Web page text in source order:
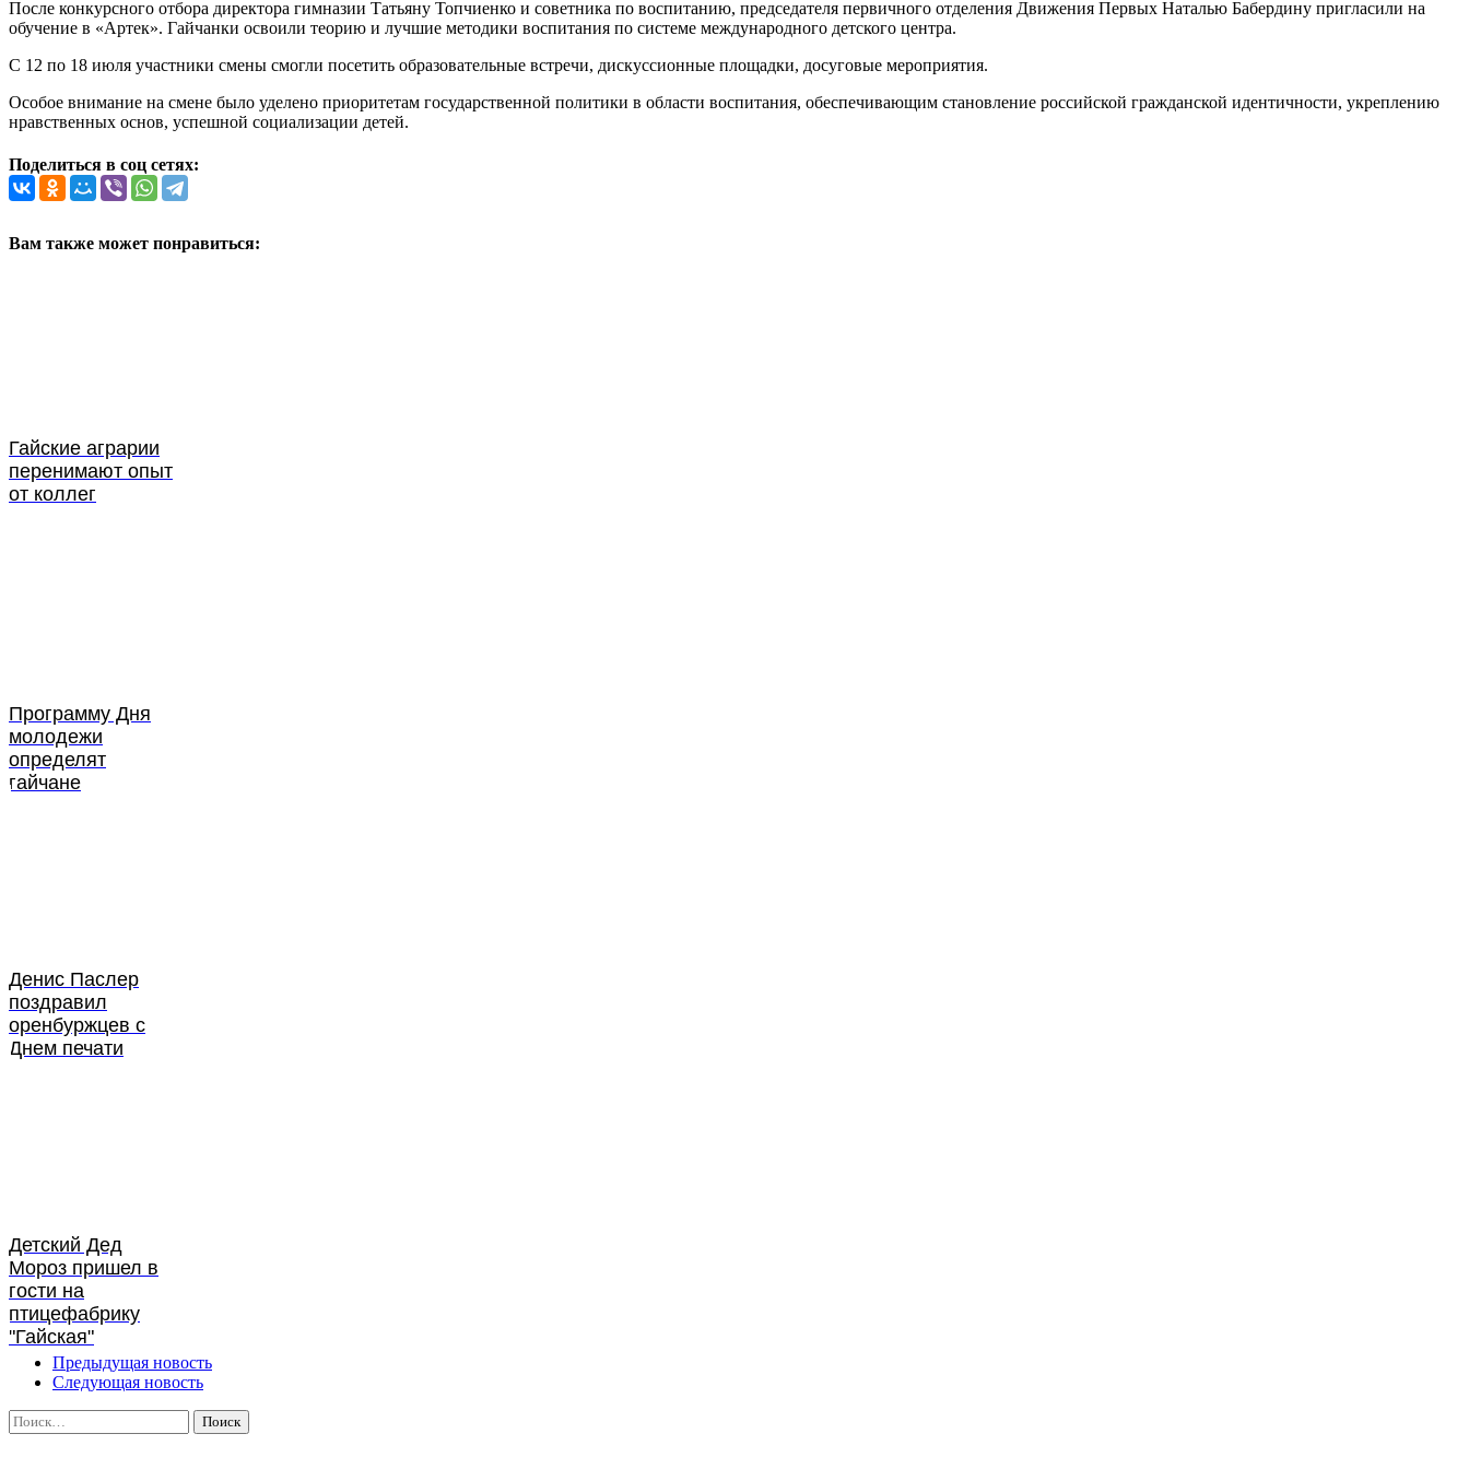
После конкурсного отбора директора гимназии Татьяну Топчиенко и советника по воспитанию, председателя первичного отделения Движения Первых Наталью Бабердину пригласили на
обучение в «Артек». Гайчанки освоили теорию и лучшие методики воспитания по системе международного детского центра.
С 12 по 18 июля участники смены смогли посетить образовательные встречи, дискуссионные площадки, досуговые мероприятия.
Особое внимание на смене было уделено приоритетам государственной политики в области воспитания, обеспечивающим становление российской гражданской идентичности, укреплению
нравственных основ, успешной социализации детей.
Поделиться в соц сетях:
Вам также может понравиться:
Гайские аграрии
перенимают опыт
от коллег
Программу Дня
молодежи
определят
гайчане
Денис Паслер
поздравил
оренбуржцев с
Днем печати
Детский Дед
Мороз пришел в
гости на
птицефабрику
"Гайская"
Предыдущая новость
Следующая новость
Найти: